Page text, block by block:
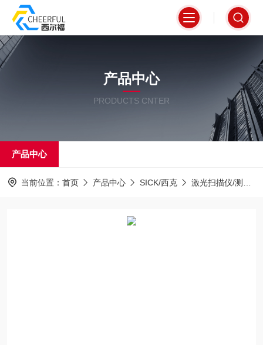
产品中心
PRODUCTS CNTER
产品中心
当前位置： 首页 产品中心 SICK/西克 激光扫描仪/测距仪